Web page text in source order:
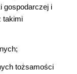
gospodarczej i
takimi
tożsamości